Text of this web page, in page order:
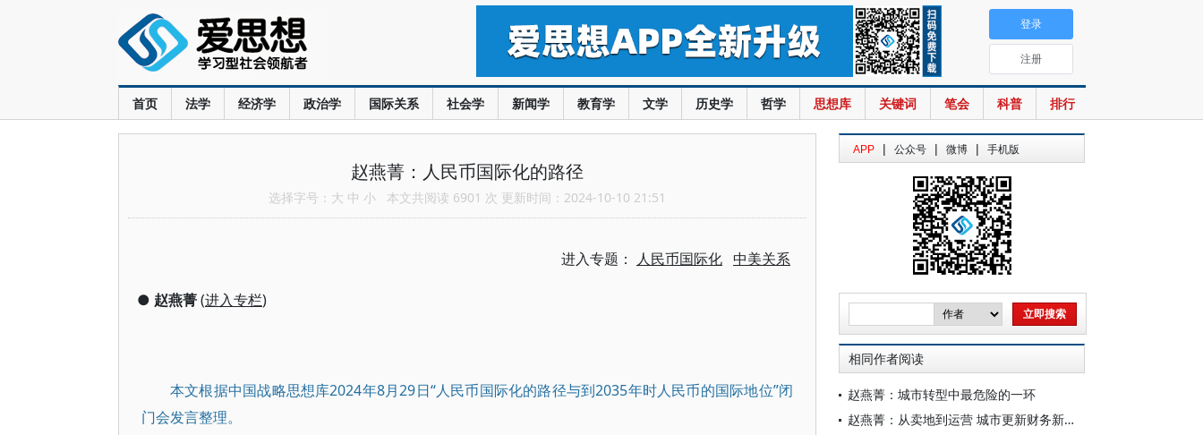
首页 法学 经济学 政治学 国际关系 社会学 新闻学 教育学 文学 历史学 哲学 思想库 关键词 笔会 科普 排行
登录
注册
赵燕菁：人民币国际化的路径
选择字号： 大 中 小 本文共阅读 6901 次 更新时间：2024-10-10 21:51
进入专题： 人民币国际化 中美关系
● 赵燕菁(进入专栏)
本文根据中国战略思想库2024年8月29日“人民币国际化的路径与到2035年时人民币的国际地位”闭
门会发言整理。
APP | 公众号 | 微博 | 手机版
相同作者阅读
赵燕菁：城市转型中最危险的一环
赵燕菁：从卖地到运营 城市更新财务新路径